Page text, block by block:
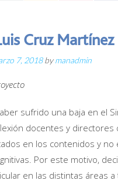
Cruz Martínez
7, 2018bymanadmin
sufrido una baja en el
docentes y directores
en los contenidos y no
Por este motivo,
en las distintas áreas a